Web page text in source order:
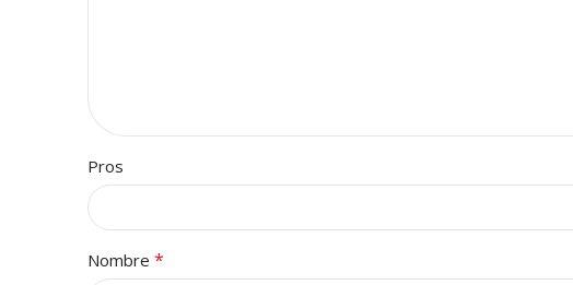
Pros
Nombre *